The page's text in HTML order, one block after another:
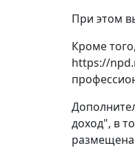
При этом
Кроме
https://
доход", в